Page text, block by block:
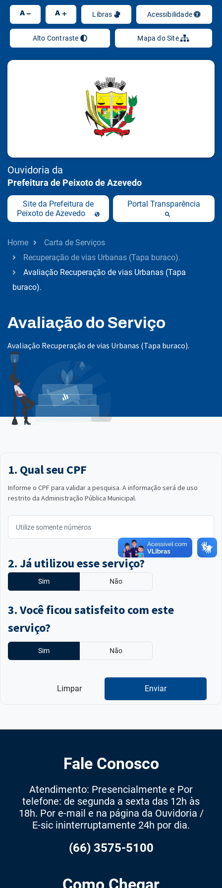
A A Libras Acessibilidade
Alto Contraste Mapa do Site
Ouvidoria da
Prefeitura de Peixoto de Azevedo
Site da Prefeitura de
Peixoto de Azevedo
Portal Transparência
Home
Carta de Serviços
Recuperação de vias Urbanas (Tapa buraco).
Avaliação Recuperação de vias Urbanas (Tapa
buraco).
Avaliação do Serviço
Avaliação Recuperação de vias Urbanas (Tapa buraco).
1. Qual seu CPF
Informe o CPF para validar a pesquisa. A informação será de uso
restrito da Administração Pública Municipal.
2. Já utilizou esse serviço?
Sim Não
3. Você ficou satisfeito com este
serviço?
Sim Não
Limpar Enviar
Fale Conosco
Atendimento: Presencialmente e Por
telefone: de segunda a sexta das 12h às
18h. Por e-mail e na página da Ouvidoria /
E-sic ininterruptamente 24h por dia.
(66) 3575-5100